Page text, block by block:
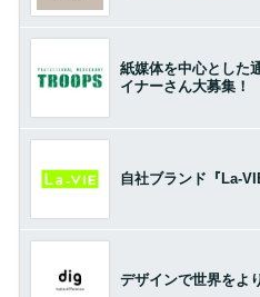
紙媒体を中心とした
イナーさん大募集！
自社ブランド『La-
デザインで世界をよ